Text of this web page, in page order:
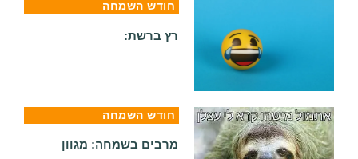
חודש השמחה
רץ ברשת:
חודש השמחה
מרבים בשמחה: מגוון